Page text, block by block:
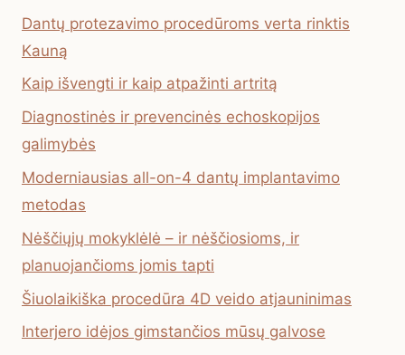
Dantų protezavimo procedūroms verta rinktis
Kauną
Kaip išvengti ir kaip atpažinti artritą
Diagnostinės ir prevencinės echoskopijos
galimybės
Moderniausias all-on-4 dantų implantavimo
metodas
Nėščiųjų mokyklėlė – ir nėščiosioms, ir
planuojančioms jomis tapti
Šiuolaikiška procedūra 4D veido atjauninimas
Interjero idėjos gimstančios mūsų galvose